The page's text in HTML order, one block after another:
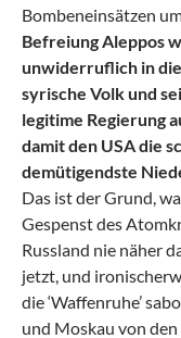
Bombeneinsätzen
Befreiung Aleppos
unwiderruflich in
syrische Volk und
legitime Regierung
damit den USA die
demütigendste
Das ist der Grund,
Gespenst des
Russland nie näher
jetzt, und
die ‘Waffenruhe’
und Moskau von